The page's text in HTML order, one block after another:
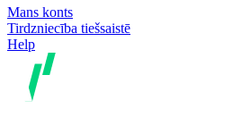
Mans konts
Tirdzniecība tiešsaistē
Help